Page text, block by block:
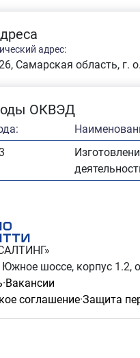
адрес:
Самарская область, г.
ОКВЭД
Южное шоссе, корпус 1.2,
·Вакансии
соглашение·Защита